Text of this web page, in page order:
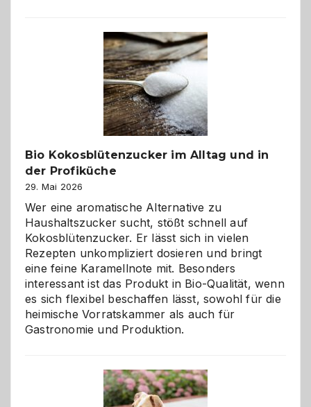
Freund
in
Gefahr
ist:
Brandschutz
für
Hunde
eigenen
Bio Kokosblütenzucker im Alltag und in
der Profiküche
29. Mai 2026
Wer eine aromatische Alternative zu
Haushaltszucker sucht, stößt schnell auf
Kokosblütenzucker. Er lässt sich in vielen
Rezepten unkompliziert dosieren und bringt
eine feine Karamellnote mit. Besonders
interessant ist das Produkt in Bio-Qualität, wenn
es sich flexibel beschaffen lässt, sowohl für die
heimische Vorratskammer als auch für
Gastronomie und Produktion.